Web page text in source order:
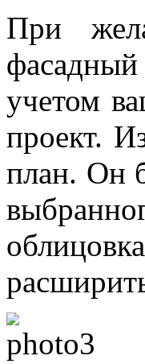
При
учетом
проект.
план. Он